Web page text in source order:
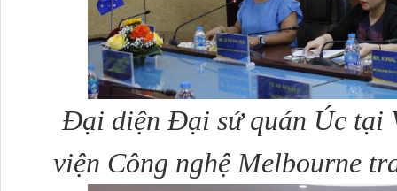
Đại diện Đại sứ quán Úc tại
viện Công nghệ Melbourne